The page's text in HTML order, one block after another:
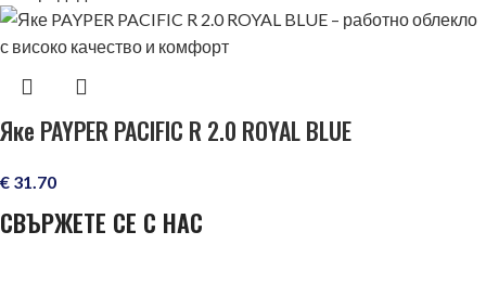
Яке PAYPER PACIFIC R 2.0 ROYAL BLUE
€ 31.70
СВЪРЖЕТЕ СЕ С НАС